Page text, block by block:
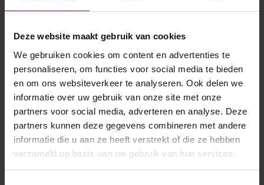
Deze website maakt gebruik van cookies
We gebruiken cookies om content en advertenties te
personaliseren, om functies voor social media te bieden
en om ons websiteverkeer te analyseren. Ook delen we
informatie over uw gebruik van onze site met onze
partners voor social media, adverteren en analyse. Deze
partners kunnen deze gegevens combineren met andere
informatie die u aan ze heeft verstrekt of die ze hebben
verzameld op basis van uw gebruik van hun services.
LoveNess Dual Forms Tips
Russian Almond by #LVS
Florence Nails